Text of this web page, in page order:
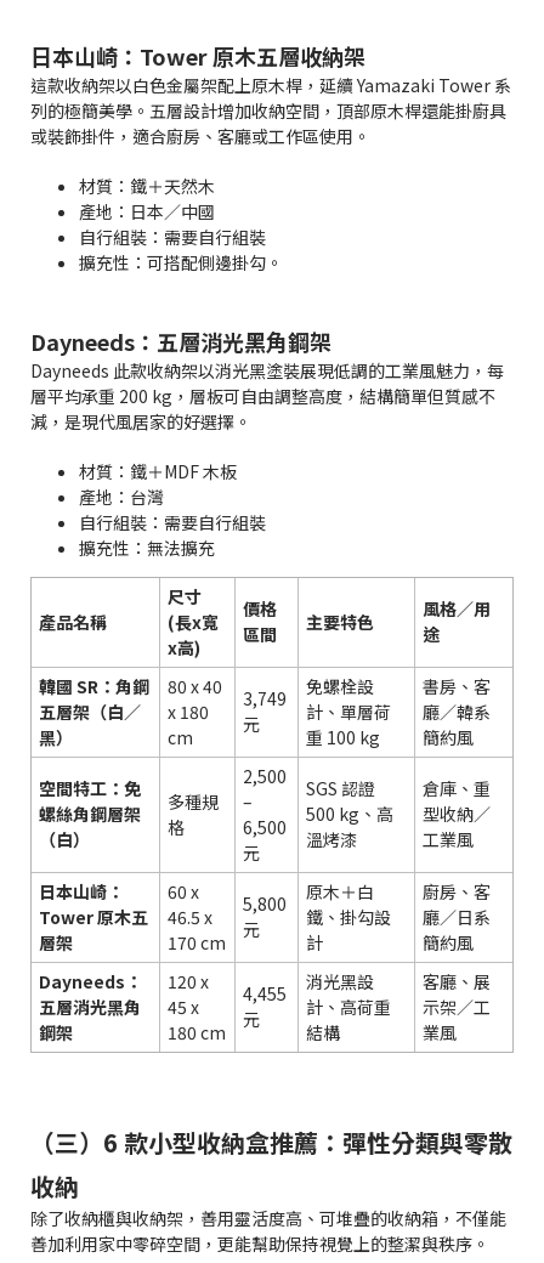
日本山崎：Tower 原木五層收納架
這款收納架以白色金屬架配上原木桿，延續 Yamazaki Tower 系
列的極簡美學。五層設計增加收納空間，頂部原木桿還能掛廚具
或裝飾掛件，適合廚房、客廳或工作區使用。
材質：鐵＋天然木
產地：日本／中國
自行組裝：需要自行組裝
擴充性：可搭配側邊掛勾。
Dayneeds：五層消光黑角鋼架
Dayneeds 此款收納架以消光黑塗裝展現低調的工業風魅力，每
層平均承重 200 kg，層板可自由調整高度，結構簡單但質感不
減，是現代風居家的好選擇。
材質：鐵＋MDF 木板
產地：台灣
自行組裝：需要自行組裝
擴充性：無法擴充
產品名稱
尺寸
(長x寬
x高)
價格
區間
主要特色
風格／用
途
韓國 SR：角鋼
五層架（白／
黑）
80 x 40
x 180
cm
3,749
元
免螺栓設
計、單層荷
重 100 kg
書房、客
廳／韓系
簡約風
空間特工：免
螺絲角鋼層架
（白）
多種規
格
2,500
–
6,500
元
SGS 認證
500 kg、高
溫烤漆
倉庫、重
型收納／
工業風
日本山崎：
Tower 原木五
層架
60 x
46.5 x
170 cm
5,800
元
原木＋白
鐵、掛勾設
計
廚房、客
廳／日系
簡約風
Dayneeds：
五層消光黑角
鋼架
120 x
45 x
180 cm
4,455
元
消光黑設
計、高荷重
結構
客廳、展
示架／工
業風
（三）6 款小型收納盒推薦：彈性分類與零散
收納
除了收納櫃與收納架，善用靈活度高、可堆疊的收納箱，不僅能
善加利用家中零碎空間，更能幫助保持視覺上的整潔與秩序。